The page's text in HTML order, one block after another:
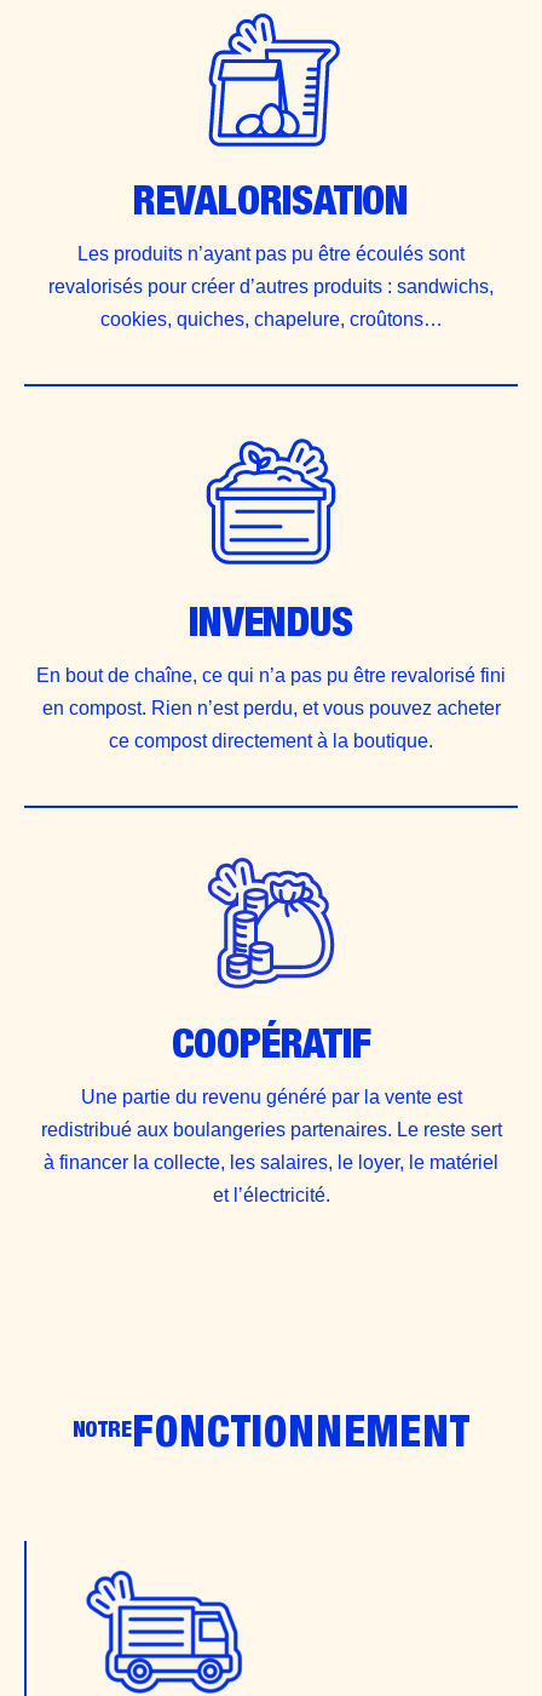
REVALORISATION
Les produits n’ayant pas pu être écoulés sont
revalorisés pour créer d’autres produits : sandwichs,
cookies, quiches, chapelure, croûtons…
INVENDUS
En bout de chaîne, ce qui n’a pas pu être revalorisé fini
en compost. Rien n’est perdu, et vous pouvez acheter
ce compost directement à la boutique.
COOPÉRATIF
Une partie du revenu généré par la vente est
redistribué aux boulangeries partenaires. Le reste sert
à financer la collecte, les salaires, le loyer, le matériel
et l’électricité.
NOTREFONCTIONNEMENT